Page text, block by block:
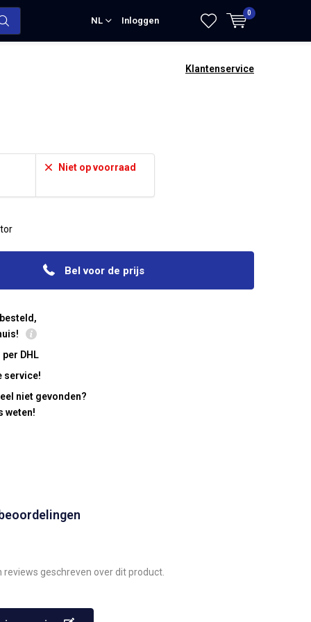
NL Inloggen
0
Klantenservice
Niet op voorraad
Bel voor de prijs
DHL
service!
niet gevonden?
weten!
reviews geschreven over dit product.